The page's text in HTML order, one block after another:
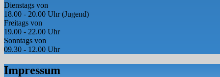
Dienstags von
18.00 - 20.00 Uhr (Jugend)
Freitags von
19.00 - 22.00 Uhr
Sonntags von
09.30 - 12.00 Uhr
Impressum